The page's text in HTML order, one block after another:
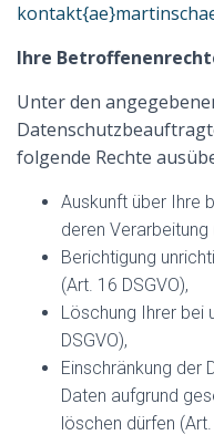
Ihre
Unter den
folgende Rechte
Auskunft über Ihre
deren Verarbeitung
Berichtigung
(Art. 16 DSGVO),
Löschung Ihrer bei
DSGVO),
Einschränkung der
Daten aufgrund
löschen dürfen (Art.